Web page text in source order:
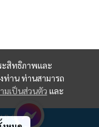
ะสิทธิภาพและ
ท่าน ท่านสามารถ
มเป็นส่วนตัว และ
CO., LTD